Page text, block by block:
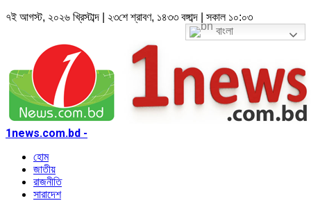
৭ই আগস্ট, ২০২৬ খ্রিস্টাব্দ | ২৩শে শ্রাবণ, ১৪৩৩ বঙ্গাব্দ | সকাল ১০:০৩
বাংলা
1news.com.bd -
হোম
জাতীয়
রাজনীতি
সারাদেশ